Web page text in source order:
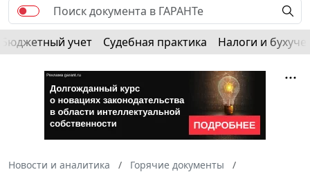
Бюджетный учет Судебная практика Налоги и
Новости и аналитика
Горячие документы